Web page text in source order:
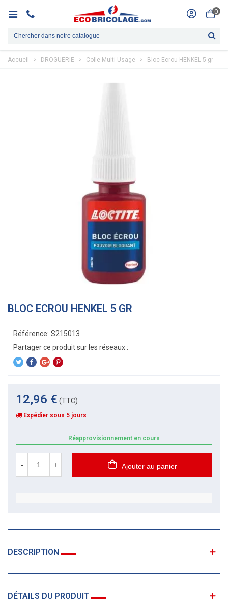
0
Accueil > DROGUERIE > Colle Multi-Usage > Bloc Ecrou HENKEL 5 gr
BLOC ECROU HENKEL 5 GR
Référence: S215013
12,96 € (TTC)
Expédier sous 5 jours
Réapprovisionnement en cours
- + Ajouter au panier
DESCRIPTION
DÉTAILS DU PRODUIT